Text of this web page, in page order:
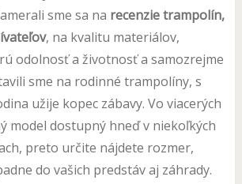
sme sa na recenzie trampolín,
, na kvalitu materiálov,
odolnosť a životnosť a samozrejme
sme na rodinné trampolíny, s
užije kopec zábavy. Vo viacerých
model dostupný hneď v niekoľkých
preto určite nájdete rozmer,
do vašich predstáv aj záhrady.